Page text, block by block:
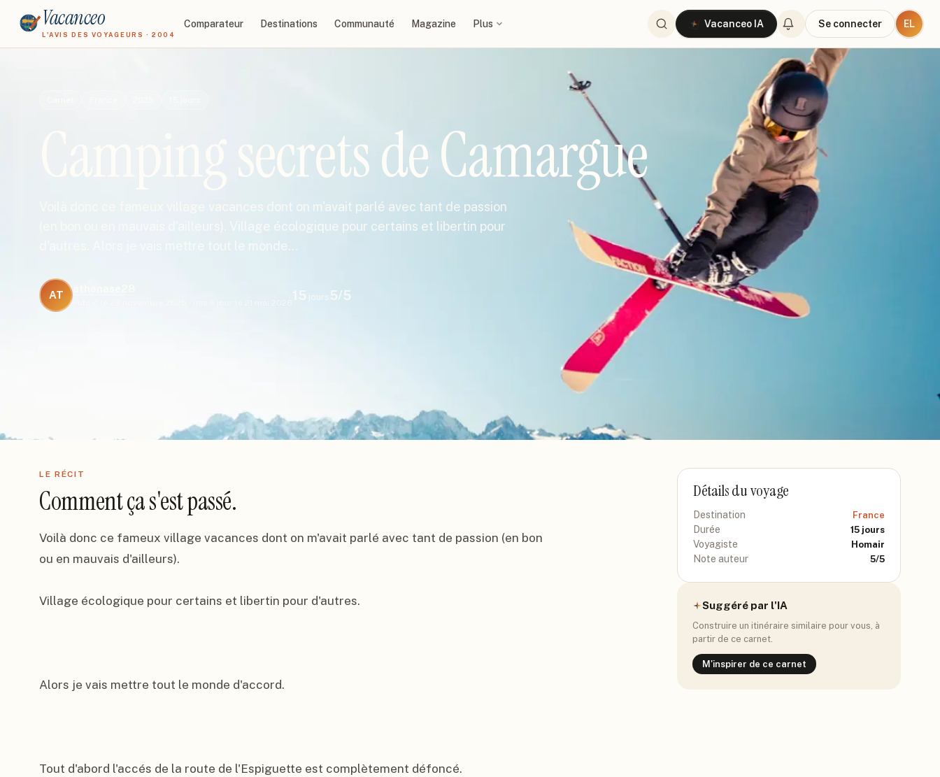
Vacanceo
L'AVIS DES VOYAGEURS · 2004
Comparateur Destinations Communauté Magazine Plus Vacanceo IA Se connecter EL
Camping secrets de Camargue
Voilà donc ce fameux village vacances dont on m'avait parlé avec tant de passion
(en bon ou en mauvais d'ailleurs). Village écologique pour certains et libertin pour
d'autres. Alors je vais mettre tout le monde…
AT 15 jours 5/5
LE RÉCIT
Comment ça s'est passé.
Voilà donc ce fameux village vacances dont on m'avait parlé avec tant de passion (en bon
ou en mauvais d'ailleurs).
Village écologique pour certains et libertin pour d'autres.
Alors je vais mettre tout le monde d'accord.
Tout d'abord l'accés de la route de l'Espiguette est complètement défoncé.
Détails du voyage
Destination France
Durée 15 jours
Voyagiste Homair
Note auteur 5/5
Suggéré par l'IA
Construire un itinéraire similaire pour vous, à
partir de ce carnet.
M'inspirer de ce carnet